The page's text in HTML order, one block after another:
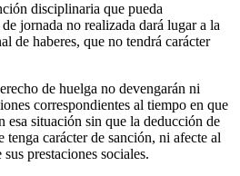
disciplinaria que pueda
jornada no realizada dará lugar a la
de haberes, que no tendrá carácter
de huelga no devengarán ni
correspondientes al tiempo en que
esa situación sin que la deducción de
tenga carácter de sanción, ni afecte al
prestaciones sociales.